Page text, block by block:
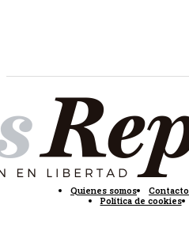
Quienes somos Contacto
Política de cookies